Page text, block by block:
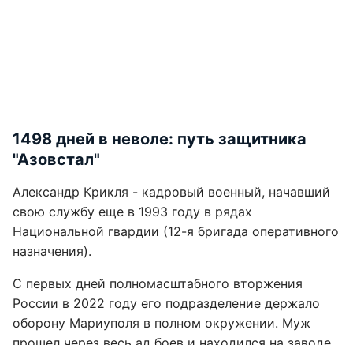
1498 дней в неволе: путь защитника
"Азовстал"
Александр Крикля - кадровый военный, начавший
свою службу еще в 1993 году в рядах
Национальной гвардии (12-я бригада оперативного
назначения).
С первых дней полномасштабного вторжения
России в 2022 году его подразделение держало
оборону Мариуполя в полном окружении. Муж